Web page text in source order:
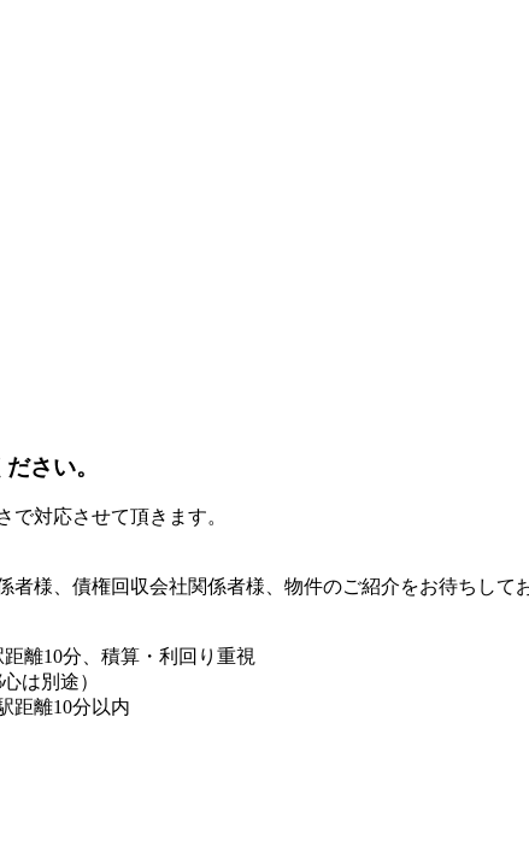
さい。
対応させて頂きます。
様、債権回収会社関係者様、物件のご紹介をお待ちして
10分、積算・利回り重視
は別途）
離10分以内